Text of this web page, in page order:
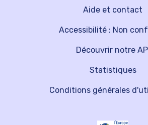
Découvrir notre
Aide et contact
Statistiques
Accessibilité : Non
Conditions générales